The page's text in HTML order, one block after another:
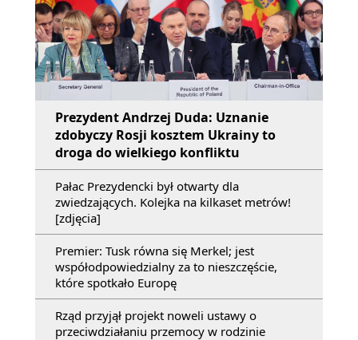
Prezydent Andrzej Duda: Uznanie
zdobyczy Rosji kosztem Ukrainy to
droga do wielkiego konfliktu
Pałac Prezydencki był otwarty dla
zwiedzających. Kolejka na kilkaset metrów!
[zdjęcia]
Premier: Tusk równa się Merkel; jest
współodpowiedzialny za to nieszczęście,
które spotkało Europę
Rząd przyjął projekt noweli ustawy o
przeciwdziałaniu przemocy w rodzinie